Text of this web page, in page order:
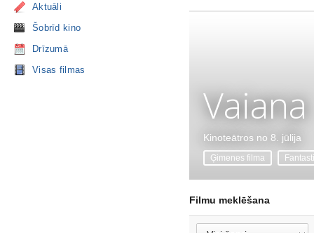
Aktuāli
Šobrīd kino
Drīzumā
Visas filmas
Vaiana
Kinoteātros no 8. jūlija
Ģimenes filma
Filmu meklēšana